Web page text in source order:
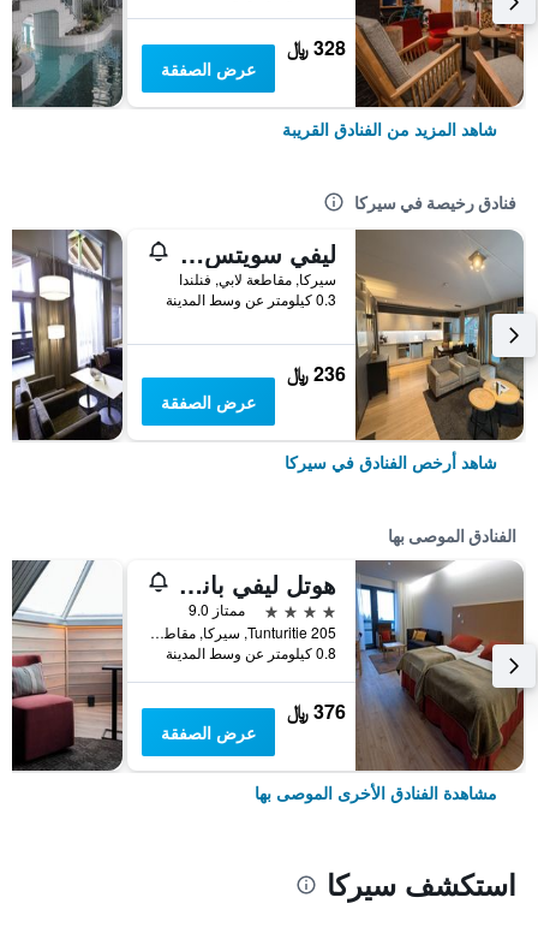
328 ﷼
عرض الصفقة
شاهد المزيد من الفنادق القريبة
فنادق رخيصة في سيركا
ليفي سويتس ليفي جولد
سيركا, مقاطعة لابي, فنلندا
0.3 كيلومتر عن وسط المدينة
236 ﷼
عرض الصفقة
شاهد أرخص الفنادق في سيركا
الفنادق الموصى بها
هوتل ليفي بانوراما
4 نجوم
ممتاز 9.0
Tunturitie 205, سيركا, مقاطعة لابي, فنلندا
0.8 كيلومتر عن وسط المدينة
376 ﷼
عرض الصفقة
مشاهدة الفنادق الأخرى الموصى بها
استكشف سيركا